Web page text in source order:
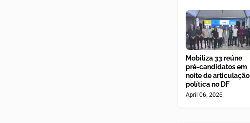
Mobiliza 33 reúne
pré-candidatos em
noite de articulação
política no DF
April 06, 2026